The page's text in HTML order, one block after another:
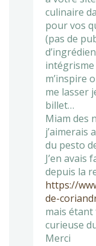
culinaire
pour vos
(pas de
intégrisme
m’inspire
me lasser
billet…
Miam des
j’aimerais
du pesto
J’en avais
depuis la
https://
de-
mais étant
curieuse
Merci